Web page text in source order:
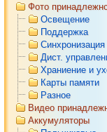
Фото
Освещение
Поддержка
Синхронизация
Дист.
Храниение и
Карты памяти
Разное
Видео
Аккумуляторы